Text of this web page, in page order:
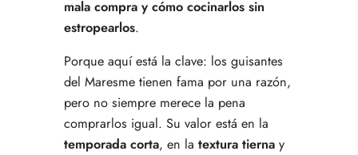
mala compra y cómo cocinarlos sin
estropearlos.
Porque aquí está la clave: los guisantes
del Maresme tienen fama por una razón,
pero no siempre merece la pena
comprarlos igual. Su valor está en la
temporada corta, en la textura tierna y